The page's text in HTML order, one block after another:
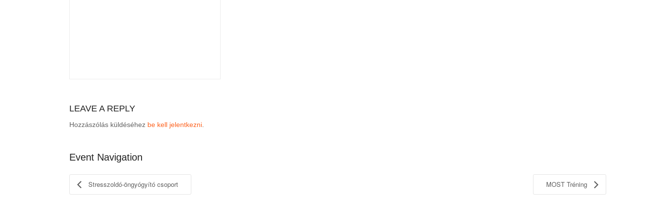
LEAVE A REPLY
Hozzászólás küldéséhez be kell jelentkezni
Event Navigation
Stresszoldó-öngyógyító csoport MOST Tréning